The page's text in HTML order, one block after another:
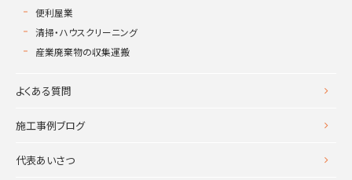
便利屋業
清掃・ハウスクリーニング
産業廃棄物の収集運搬
よくある質問
施工事例ブログ
代表あいさつ